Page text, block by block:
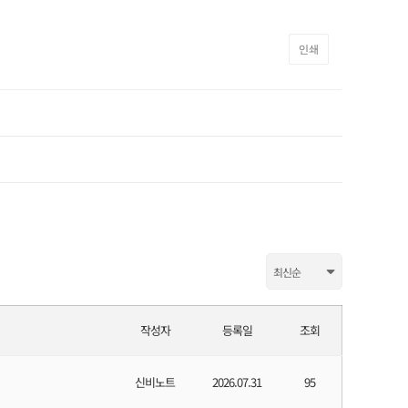
인쇄
작성자 등록일 조회
신비노트 2026.07.31 95